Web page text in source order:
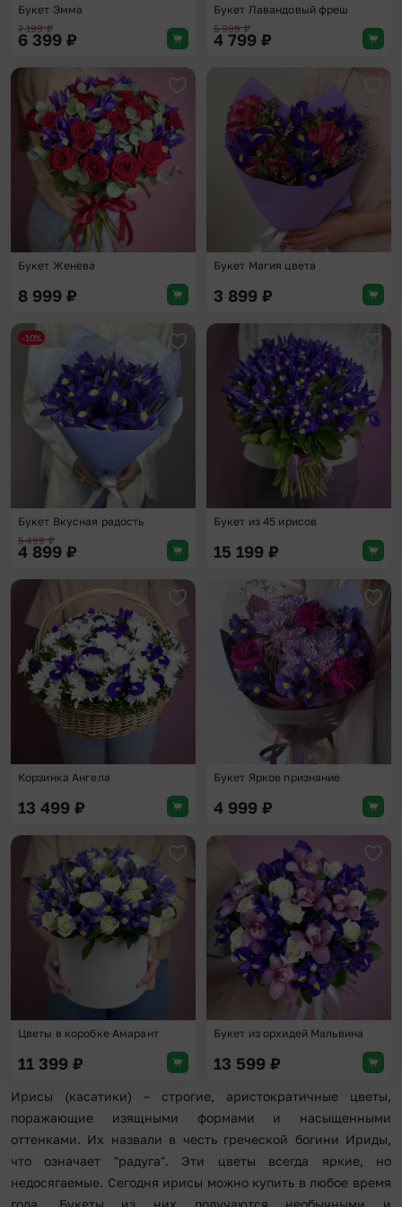
Букет Эмма
7 199₽
6 399 ₽
Букет Лавандовый фреш
5 999₽
4 799 ₽
Добавить в избранное
Букет Женева
8 999 ₽
Букет Магия цвета
3 899 ₽
Добавить в избранное
-10%
Букет Вкусная радость
5 499₽
4 899 ₽
Букет из 45 ирисов
15 199 ₽
Добавить в избранное
Корзинка Ангела
13 499 ₽
Букет Яркое признание
4 999 ₽
Добавить в избранное
Цветы в коробке Амарант
11 399 ₽
Букет из орхидей Мальвина
13 599 ₽
Ирисы (касатики) – строгие, аристократичные цветы,
поражающие изящными формами и насыщенными
оттенками. Их назвали в честь греческой богини Ириды,
что означает "радуга". Эти цветы всегда яркие, но
недосягаемые. Сегодня ирисы можно купить в любое время
года. Букеты из них получаются необычными и